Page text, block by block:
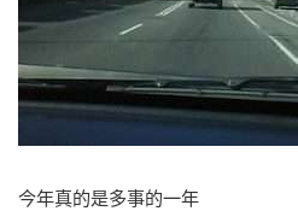
今年真的是多事的一年